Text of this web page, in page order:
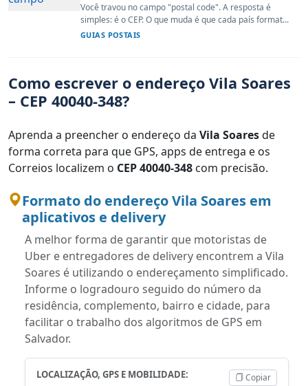
Você travou no campo "postal code". A resposta é
simples: é o CEP. O que muda é que cada país format...
GUIAS POSTAIS
Como escrever o endereço Vila Soares
– CEP 40040-348?
Aprenda a preencher o endereço da Vila Soaresde
forma correta para que GPS, apps de entrega e os
Correios localizem o CEP 40040-348 com precisão.
Formato do endereço Vila Soares em
aplicativos e delivery
A melhor forma de garantir que motoristas de
Uber e entregadores de delivery encontrem a Vila
Soares é utilizando o endereçamento simplificado.
Informe o logradouro seguido do número da
residência, complemento, bairro e cidade, para
facilitar o trabalho dos algoritmos de GPS em
Salvador.
LOCALIZAÇÃO, GPS E MOBILIDADE: Copiar